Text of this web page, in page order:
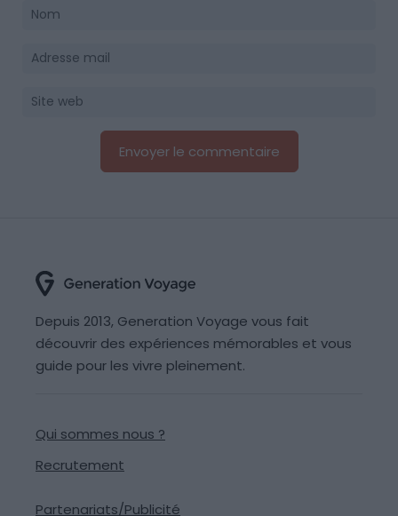
Depuis 2013, Generation Voyage vous fait
découvrir des expériences mémorables et vous
guide pour les vivre pleinement.
Qui sommes nous ?
Recrutement
Partenariats/Publicité